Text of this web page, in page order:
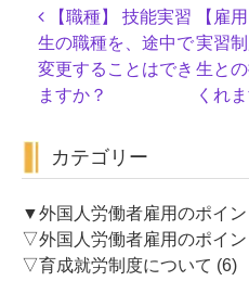
投
稿
ナ
ビ
ゲ
シ
ョ
ン
【職種】 技能実習
生の職種を、途中で
変更することはでき
ますか？
【雇
実習
生と
くれ
カテゴリー
▼外国人労働者雇用のポイ
▽外国人労働者雇用のポイン
▽育成就労制度について (6)